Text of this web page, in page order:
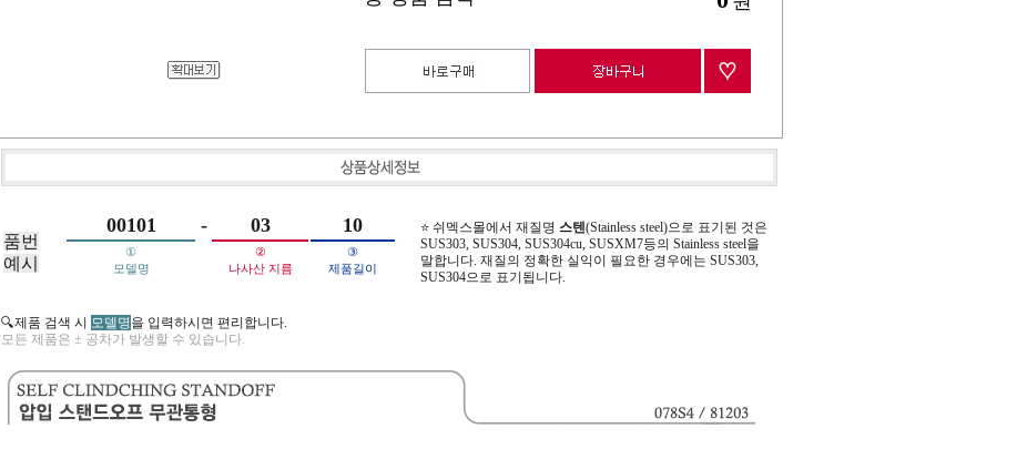
품번
예시
00101 - 03 10
①
모델명
②
나사산 지름
③
제품길이
⭐ 쉬멕스몰에서 재질명 스텐(Stainless steel)으로 표기된 것은
SUS303, SUS304, SUS304cu, SUSXM7등의 Stainless steel을
말합니다. 재질의 정확한 실익이 필요한 경우에는 SUS303,
SUS304으로 표기됩니다.
🔍제품 검색 시 모델명을 입력하시면 편리합니다.
모든 제품은 ± 공차가 발생할 수 있습니다.